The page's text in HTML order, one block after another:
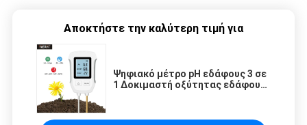
Αποκτήστε την καλύτερη τιμή για
Ψηφιακό μέτρο pH εδάφους 3 σε
1 Δοκιμαστή οξύτητας εδάφους